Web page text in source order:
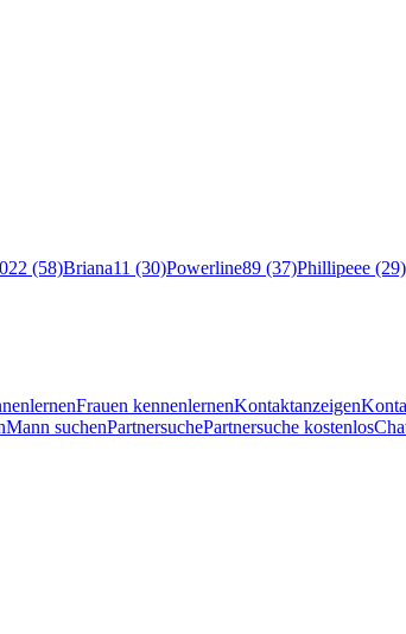
(58)Briana11 (30)Powerline89 (37)Phillipeee (29)
Frauen kennenlernenKontaktanzeigen
Mann suchenPartnersuchePartnersuche kostenlos